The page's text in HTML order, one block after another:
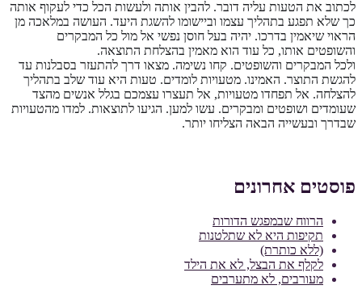
לכתוב את הטעות עליה דובר. להבין אותה ולעשות הכל כדי לעקוף אותה
כך שלא תפגע בתהליך עצמו וביישומו להשגת היעד. העושה במלאכה מן
הראוי שיאמין בדרכו. יהיה בעל חוסן נפשי אל מול כל המבקרים
והשופטים אותו, כל עוד הוא מאמין בהצלחת התוצאה.
ולכל המבקרים והשופטים. קחו נשימה. מצאו דרך להתעזר בסבלנות עד
להגשת התוצר. האמינו. מטעויות לומדים. טעות היא עוד שלב בתהליך
להצלחה. אל תפחדו מטעויות, אל תעצרו עצמכם בגלל אנשים מהצד
שעומדים ושופטים ומבקרים. עשו למען. הגיעו לתוצאות. למדו מהטעויות
שבדרך ובעשייה הבאה הצליחו יותר.
פוסטים אחרונים
הרווח שבמפגש הדורות
תקיפות היא לא שתלטנות
(ללא כותרת)
לקלף את הבצל, לא את הילד
מעורבים, לא מתערבים